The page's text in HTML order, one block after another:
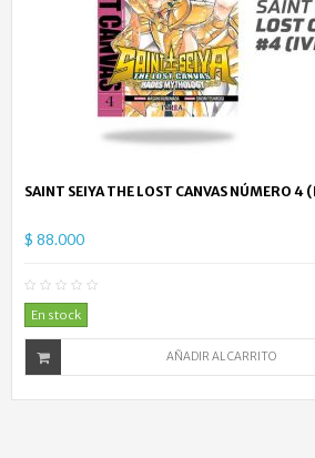
SAINT SEIYA THE LOST CANVAS NÚMERO 4
$ 88.000
En stock
AÑADIR AL CARRITO